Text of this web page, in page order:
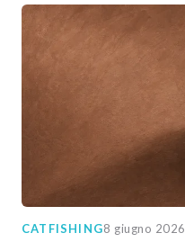
CATFISHING8 giugno 2026